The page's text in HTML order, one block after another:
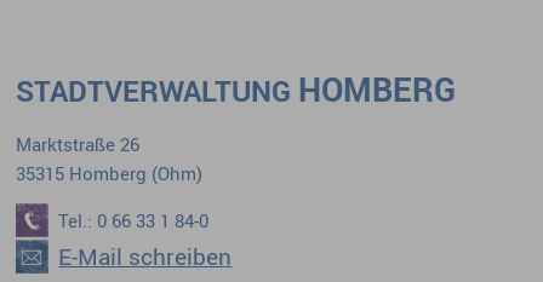
STADTVERWALTUNG HOMBERG
Marktstraße 26
35315 Homberg (Ohm)
Tel.: 0 66 33 1 84-0
E-Mail schreiben